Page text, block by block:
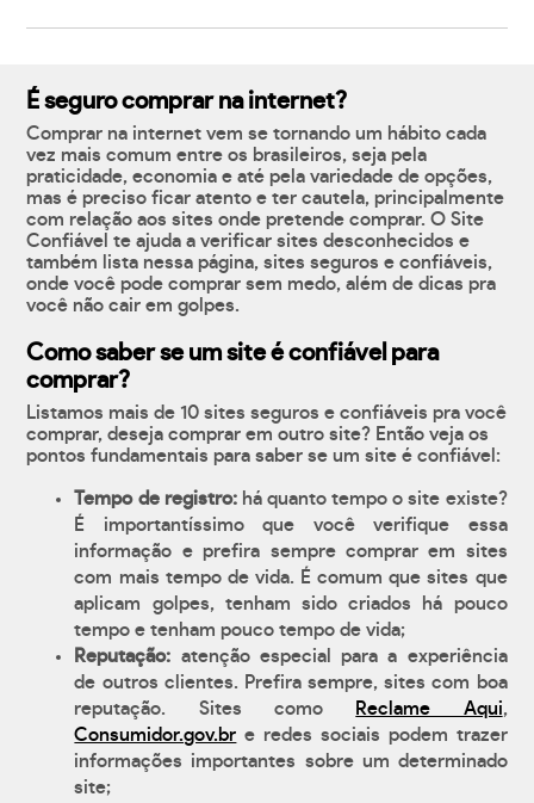
É seguro comprar na internet?
Comprar na internet vem se tornando um hábito cada
vez mais comum entre os brasileiros, seja pela
praticidade, economia e até pela variedade de opções,
mas é preciso ficar atento e ter cautela, principalmente
com relação aos sites onde pretende comprar. O Site
Confiável te ajuda a verificar sites desconhecidos e
também lista nessa página, sites seguros e confiáveis,
onde você pode comprar sem medo, além de dicas pra
você não cair em golpes.
Como saber se um site é confiável para
comprar?
Listamos mais de 10 sites seguros e confiáveis pra você
comprar, deseja comprar em outro site? Então veja os
pontos fundamentais para saber se um site é confiável:
Tempo de registro:há quanto tempo o site existe?
É importantíssimo que você verifique essa
informação e prefira sempre comprar em sites
com mais tempo de vida. É comum que sites que
aplicam golpes, tenham sido criados há pouco
tempo e tenham pouco tempo de vida;
Reputação: atenção especial para a experiência
de outros clientes. Prefira sempre, sites com boa
reputação. Sites como
Reclame Aqui,
Consumidor.gov.br e redes sociais podem trazer
informações importantes sobre um determinado
site;